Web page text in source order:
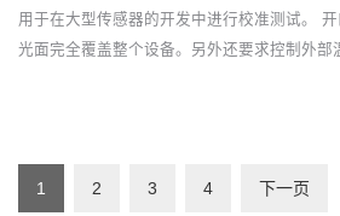
用于在大型传感器的开发中进行校准测试。
光面完全覆盖整个设备。另外还要求控制外
1 2 3 4 下一页